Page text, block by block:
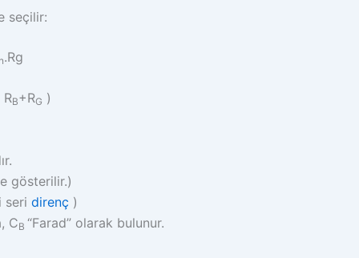
seçilir:
.Rg
RB+RG )
gösterilir.)
seri direnç )
CB “Farad” olarak bulunur.